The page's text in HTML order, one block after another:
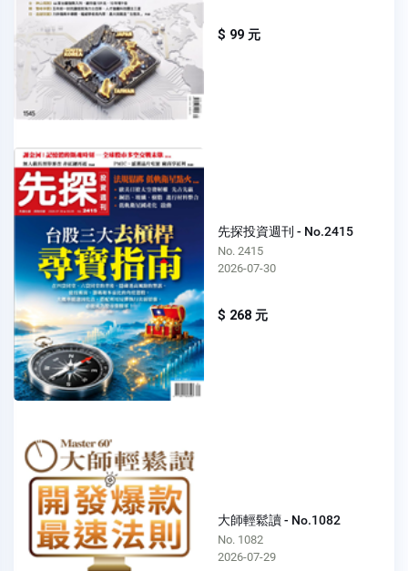
$ 99 元
先探投資週刊 - No.2415
No. 2415
2026-07-30
$ 268 元
大師輕鬆讀 - No.1082
No. 1082
2026-07-29